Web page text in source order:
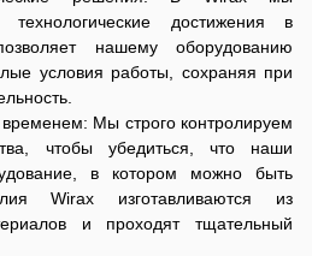
технологические достижения в
нашему оборудованию
условия работы, сохраняя при
Мы строго контролируем
чтобы убедиться, что наши
в котором можно быть
Wirax изготавливаются из
и проходят тщательный